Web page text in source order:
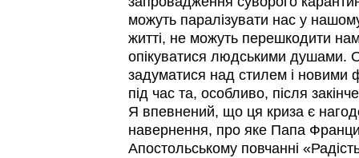
можуть паралізувати нас у
житті, не можуть перешкодити
опікуватися людськими душами.
задуматися над стилем і
під час та, особливо, після
Я впевнений, що ця криза є
навернення, про яке Папа
Апостольському повчанні